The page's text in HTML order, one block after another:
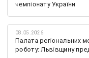
чемпіонату України
08.05.2026
Палата регіональних
роботу: Львівщину